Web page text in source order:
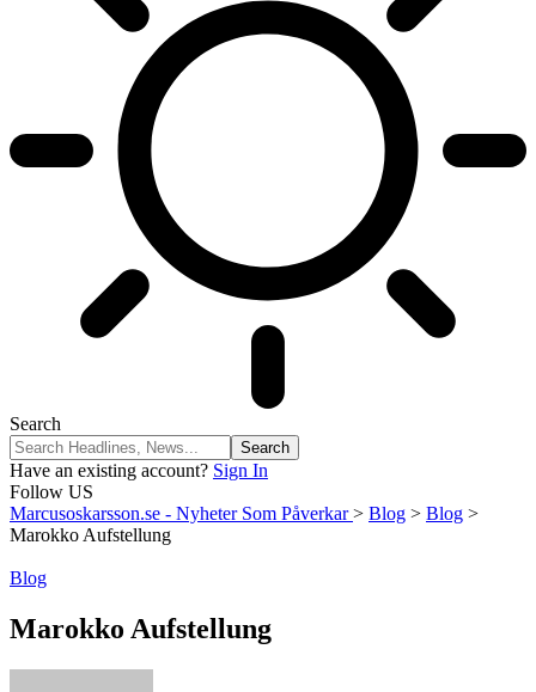
Search
Have an existing account? Sign In
Follow US
Marcusoskarsson.se - Nyheter Som Påverkar> Blog > Blog >
Marokko Aufstellung
Blog
Marokko Aufstellung